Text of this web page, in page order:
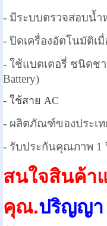
- มีระบบตรวจสอบน้ำ
- ปิดเครื่องอัตโนมัติเมื่
- ใช้แบตเตอรี่ ชนิดชา
Battery)
- ใช้สาย AC
- ผลิตภัณฑ์ของประเ
- รับประกันคุณภาพ 1
สนใจสินค้า
คุณ.ปริญญา